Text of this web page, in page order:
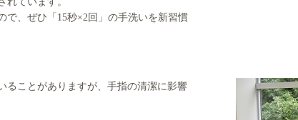
で、ぜひ「15秒×2回」の手洗いを新習慣
ることがありますが、手指の清潔に影響